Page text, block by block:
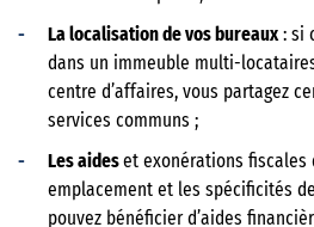
La localisation de vos bureaux : si
dans un immeuble multi-
centre d’affaires, vous partagez
services communs ;
Les aideset exonérations fiscales
emplacement et les spécificités
pouvez bénéficier d’aides